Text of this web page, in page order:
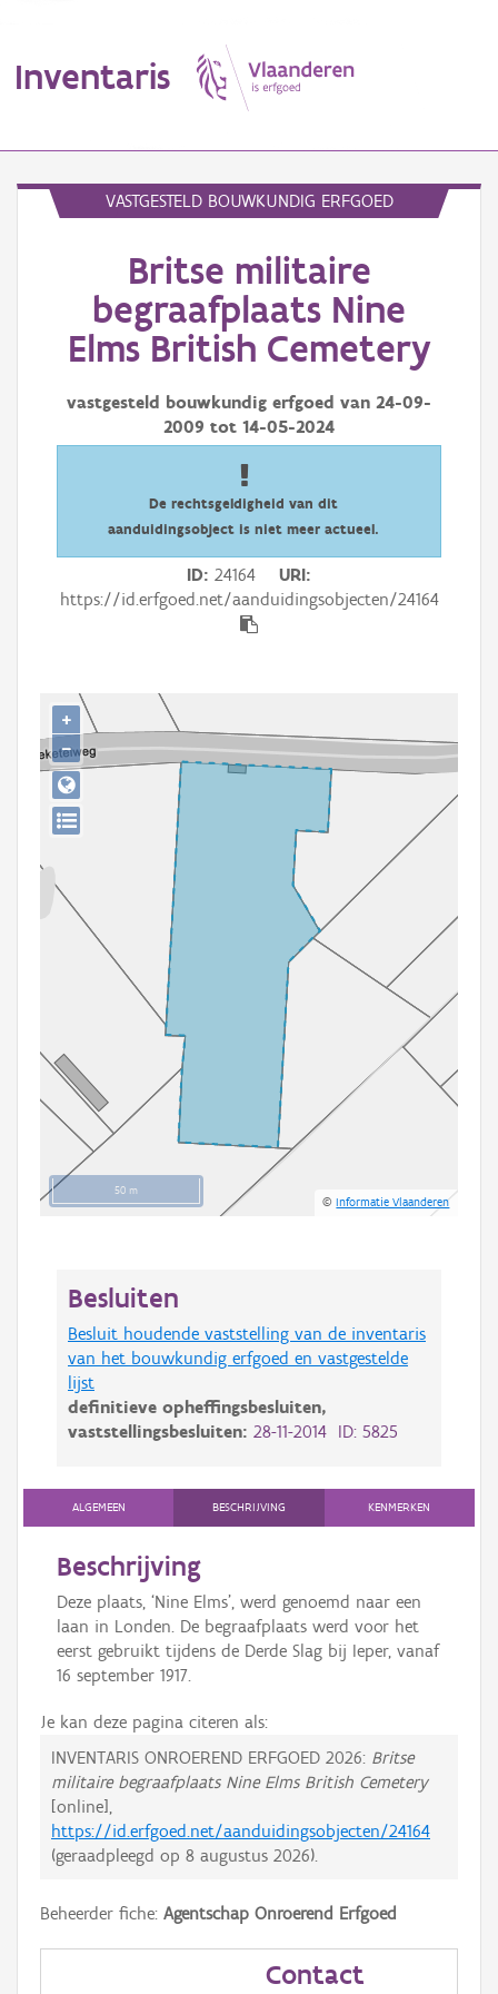
Inventaris
Aanduidingsobject
Waarneming
Persoon of collectief
Downloads
Hergebruik
VASTGESTELD BOUWKUNDIG ERFGOED
Britse militaire
begraafplaats Nine
Elms British Cemetery
vastgesteld bouwkundig erfgoed van 24-09-
2009 tot 14-05-2024
De rechtsgeldigheid van dit
aanduidingsobject is niet meer actueel.
ID 24164
URI
https://id.erfgoed.net/aanduidingsobjecten/24164
50 m
©Informatie Vlaanderen
+
−
Besluiten
Besluit houdende vaststelling van de inventaris
van het bouwkundig erfgoed en vastgestelde
lijst
definitieve opheffingsbesluiten,
vaststellingsbesluiten: 28-11-2014 ID: 5825
ALGEMEEN BESCHRIJVING KENMERKEN
Beschrijving
Deze plaats, ‘Nine Elms’, werd genoemd naar een
laan in Londen. De begraafplaats werd voor het
eerst gebruikt tijdens de Derde Slag bij Ieper, vanaf
16 september 1917.
Je kan deze pagina citeren als:
INVENTARIS ONROEREND ERFGOED 2026: Britse
militaire begraafplaats Nine Elms British Cemetery
[online],
https://id.erfgoed.net/aanduidingsobjecten/24164
(geraadpleegd op 8 augustus 2026).
Beheerder fiche: Agentschap Onroerend Erfgoed
Contact